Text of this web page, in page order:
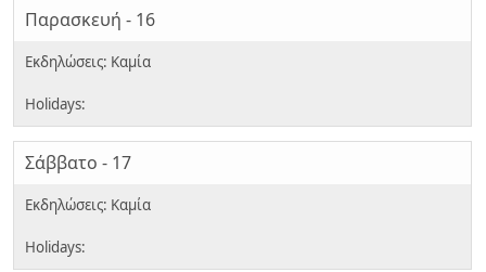
Παρασκευή - 16
Σάββατο - 17